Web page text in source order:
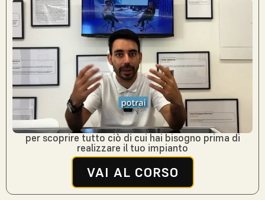
per scoprire tutto ciò di cui hai bisogno prima di
realizzare il tuo impianto
VAI AL CORSO